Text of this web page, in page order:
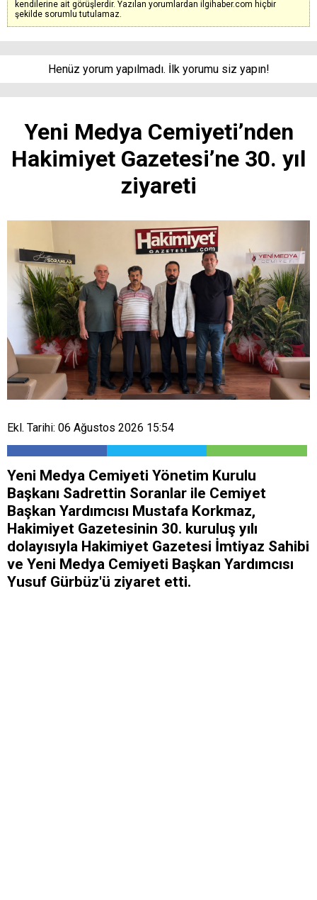
kendilerine ait görüşlerdir. Yazılan yorumlardan ilgihaber.com hiçbir
şekilde sorumlu tutulamaz.
Henüz yorum yapılmadı. İlk yorumu siz yapın!
Yeni Medya Cemiyeti’nden
Hakimiyet Gazetesi’ne 30. yıl
ziyareti
Ekl. Tarihi: 06 Ağustos 2026 15:54
Yeni Medya Cemiyeti Yönetim Kurulu
Başkanı Sadrettin Soranlar ile Cemiyet
Başkan Yardımcısı Mustafa Korkmaz,
Hakimiyet Gazetesinin 30. kuruluş yılı
dolayısıyla Hakimiyet Gazetesi İmtiyaz Sahibi
ve Yeni Medya Cemiyeti Başkan Yardımcısı
Yusuf Gürbüz'ü ziyaret etti.